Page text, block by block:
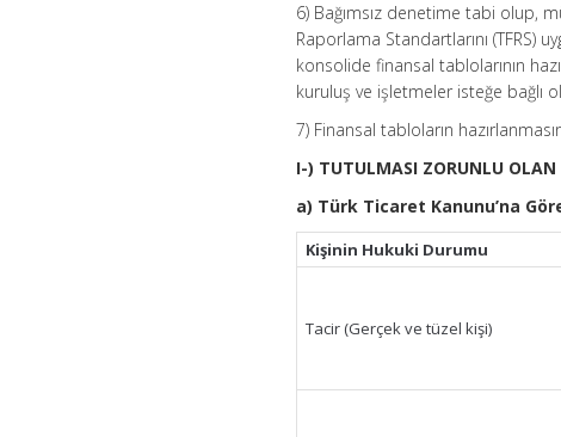
6) Bağımsız denetime tabi olup,
Raporlama Standartlarını
konsolide finansal tablolarının
kuruluş ve işletmeler isteğe bağlı
7) Finansal tabloların
I-) TUTULMASI ZORUNLU OLAN
a) Türk Ticaret Kanunu’na
Kişinin Hukuki Durumu
Tacir (Gerçek ve tüzel kişi)